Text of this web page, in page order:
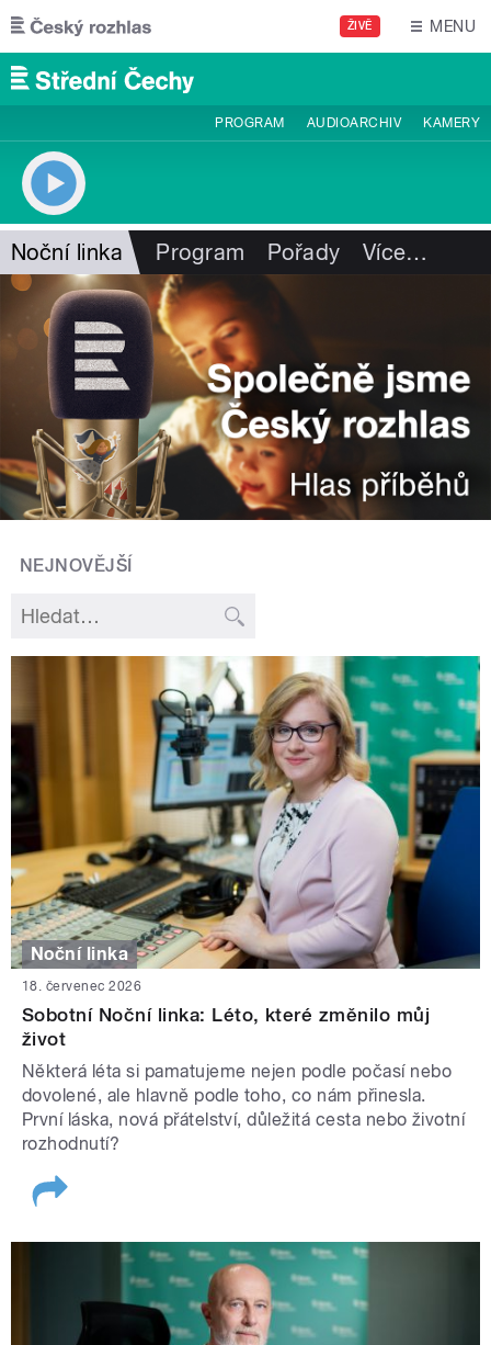
Přejít k hlavnímu obsahu
ŽIVĚ MENU
PROGRAM AUDIOARCHIV KAMERY
Noční linka Program Pořady Více…
NEJNOVĚJŠÍ
Noční linka
18. červenec 2026
Sobotní Noční linka: Léto, které změnilo můj
život
Některá léta si pamatujeme nejen podle počasí nebo
dovolené, ale hlavně podle toho, co nám přinesla.
První láska, nová přátelství, důležitá cesta nebo životní
rozhodnutí?